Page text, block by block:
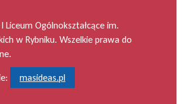
Ogólnokształcące im.
w Rybniku. Wszelkie prawa do
masideas.pl